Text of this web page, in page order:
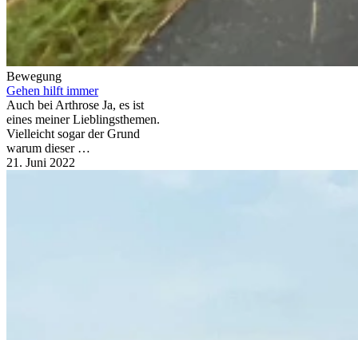
Bewegung
Gehen hilft immer
Auch bei Arthrose Ja, es ist
eines meiner Lieblingsthemen.
Vielleicht sogar der Grund
warum dieser …
21. Juni 2022